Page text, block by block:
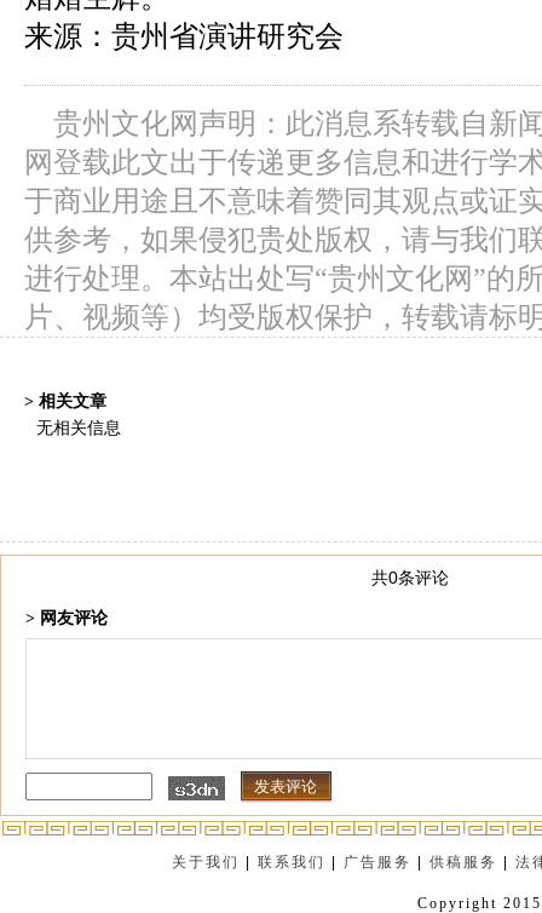
来源：贵州省演讲研究会
贵州文化网声明：此消息系转载自新
网登载此文出于传递更多信息和进行学
于商业用途且不意味着赞同其观点或证
供参考，如果侵犯贵处版权，请与我们
进行处理。本站出处写“贵州文化网”的
片、视频等）均受版权保护，转载请标
> 相关文章
无相关信息
共0条评论
> 网友评论
关于我们 |联系我们 广告服务 |供稿服务 |法
Copyright